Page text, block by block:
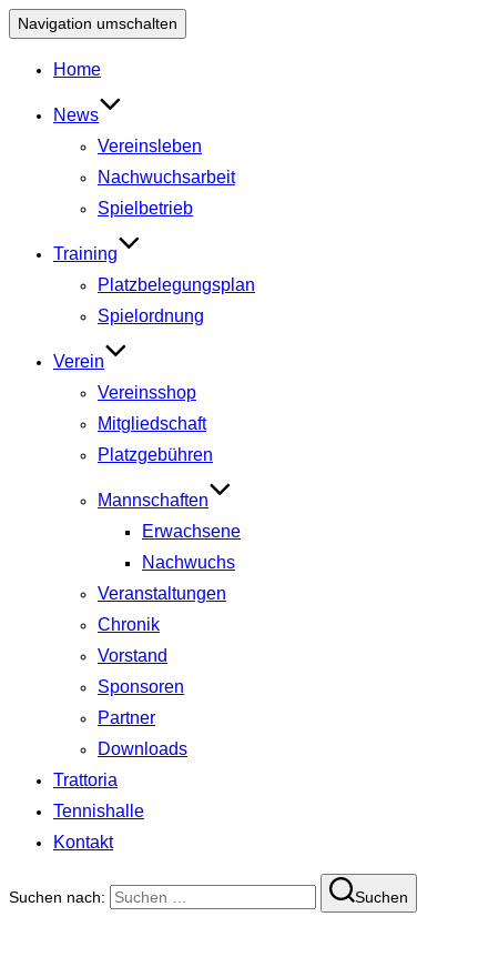
Navigation umschalten
Home
News
Vereinsleben
Nachwuchsarbeit
Spielbetrieb
Training
Platzbelegungsplan
Spielordnung
Verein
Vereinsshop
Mitgliedschaft
Platzgebühren
Mannschaften
Erwachsene
Nachwuchs
Veranstaltungen
Chronik
Vorstand
Sponsoren
Partner
Downloads
Trattoria
Tennishalle
Kontakt
Suchen nach: Suchen